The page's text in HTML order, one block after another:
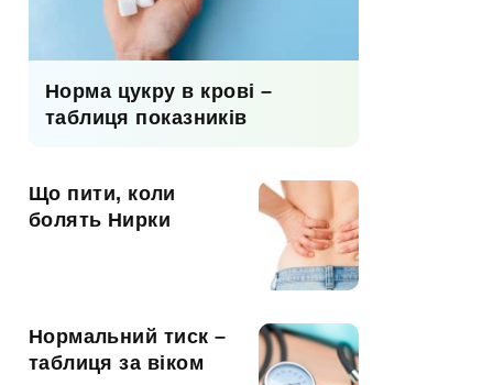
Норма цукру в крові –
таблиця показників
Що пити, коли
болять Нирки
Нормальний тиск –
таблиця за віком